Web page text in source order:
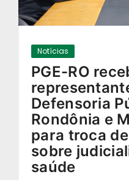
Notícias
PGE-RO
Defensoria
Rondônia e
para troca
sobre
saúde